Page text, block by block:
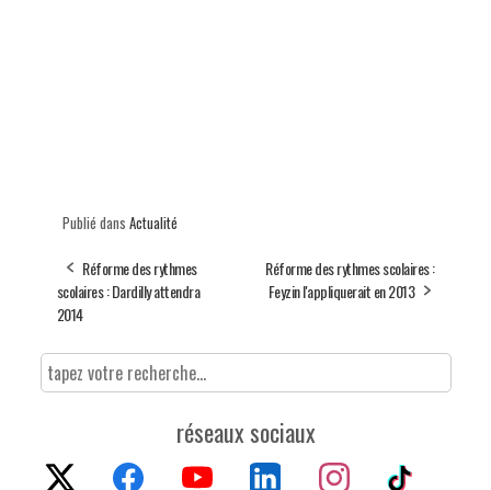
Publié dans Actualité
Réforme des rythmes
scolaires : Dardilly attendra
2014
Réforme des rythmes scolaires :
Feyzin l'appliquerait en 2013
réseaux sociaux